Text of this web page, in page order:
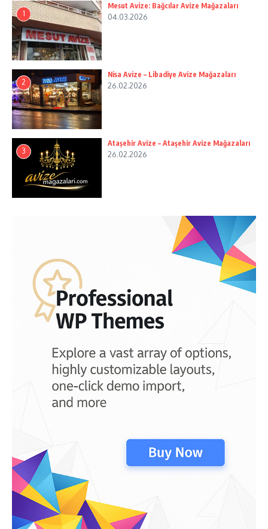
1
Mesut Avize: Bağcılar Avize Mağazaları
04.03.2026
2
Nisa Avize – Libadiye Avize Mağazaları
26.02.2026
3
Ataşehir Avize – Ataşehir Avize Mağazaları
26.02.2026